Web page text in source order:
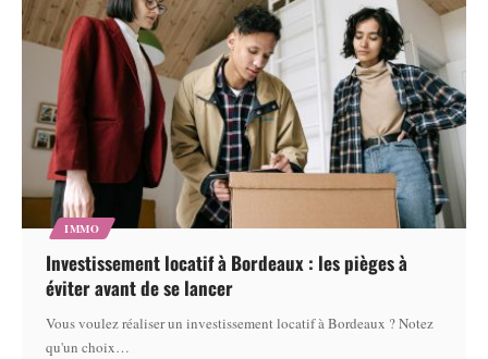
IMMO
Investissement locatif à Bordeaux : les pièges à
éviter avant de se lancer
Vous voulez réaliser un investissement locatif à Bordeaux ? Notez
qu'un choix…